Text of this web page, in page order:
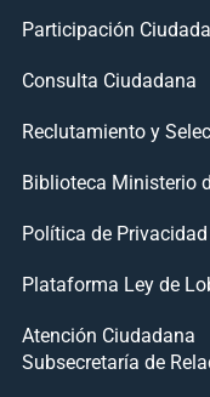
Participación
Consulta Ciudadana
Reclutamiento y
Biblioteca Ministerio
Política de Privacidad
Plataforma Ley de
Atención Ciudadana
Subsecretaría de